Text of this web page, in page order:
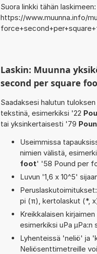
Suora linkki tähän laskimeen:
https://www.muunna.info/
Laskin: Muunna
second per square
Saadaksesi halutun
tekstinä, esimerkiksi '22
tai yksinkertaisesti '79
Useimmissa
nimien välistä,
foot' '58 Pound per
Luvun '1,6 x 10^5'
pi (π), kertolaskut (*,
Kreikkalaisen
esimerkiksi uPa µPa:n
Lyhenteissä 'neliö' ja
Neliösenttimetreille